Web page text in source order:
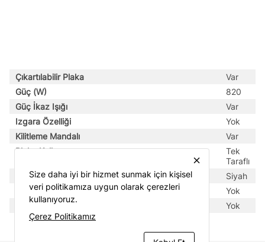
Çıkartılabilir Plaka
Var
Güç (W)
820
Güç İkaz Işığı
Var
Izgara Özelliği
Yok
Kilitleme Mandalı
Var
Plaka Kullanımı
Tek
Taraflı
Renk
Siyah
Yağ Toplama Haznesi
Yok
Yükseklik Ayarı
Yok
close
Size daha iyi bir hizmet sunmak için kişisel
veri politikamıza uygun olarak çerezleri
kullanıyoruz.
Çerez Politikamız